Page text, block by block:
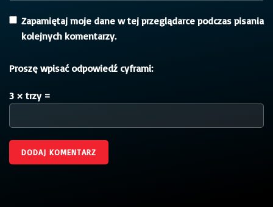
Zapamiętaj moje dane w tej przeglądarce podczas pisania
kolejnych komentarzy.
Proszę wpisać odpowiedź cyframi:
3 × trzy =